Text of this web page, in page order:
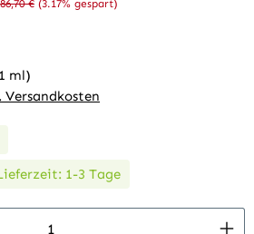
Regulärer Preis:
86,70 € (3.17% gespart)
ml)
Versandkosten
1-3 Tage
Gib den gewünschten